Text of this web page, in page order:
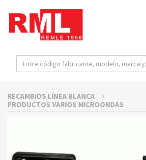
RECAMBIOS LÍNEA BLANCA
PRODUCTOS VARIOS MICROONDAS